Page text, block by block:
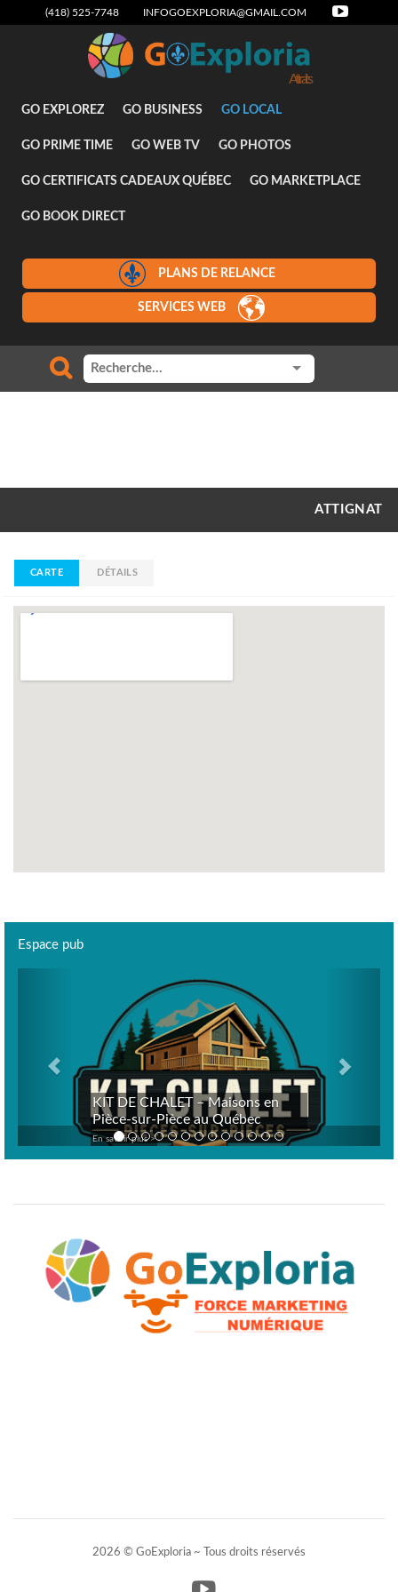
(418) 525-7748 INFOGOEXPLORIA@GMAIL.COM
Attraits
GO EXPLOREZ GO BUSINESS GO LOCAL
GO PRIME TIME GO WEB TV GO PHOTOS
GO CERTIFICATS CADEAUX QUÉBEC GO MARKETPLACE
GO BOOK DIRECT
PLANS DE RELANCE
SERVICES WEB
ATTIGNAT
CARTE DÉTAILS
Espace pub
KIT DE CHALET – Maisons en
Pièce-sur-Pièce au Québec
En savoir plus >
2026 © GoExploria ~ Tous droits réservés